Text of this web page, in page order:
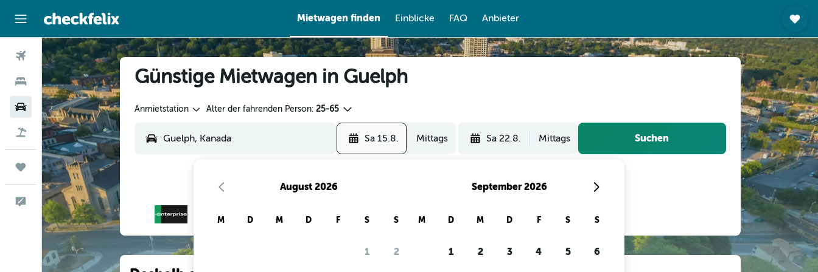
Mietwagen finden Einblicke FAQ Anbieter
Flüge
Hotels
Mietwagen
Flug+Hotel
Trips
Feedback
Günstige Mietwagen in Guelph
Anmietstation Alter der fahrenden Person: 25-65
Sa 15.8. Mittags Sa 22.8. Mittags Suchen
August 2026
M D M D F S S
1 2
September 2026
M D M D F S S
1 2 3 4 5 6